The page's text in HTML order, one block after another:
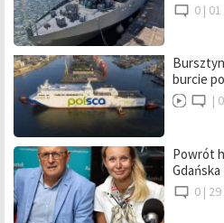
0 |
burcie
|
Powrót
Gdańska
0 |